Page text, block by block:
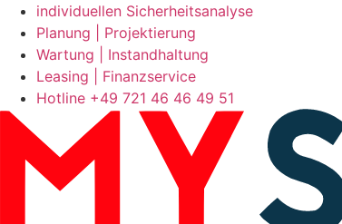
Zum
Inhalt
springen
individuellen Sicherheitsanalyse
Planung | Projektierung
Wartung | Instandhaltung
Leasing | Finanzservice
Hotline +49 721 46 46 49 51